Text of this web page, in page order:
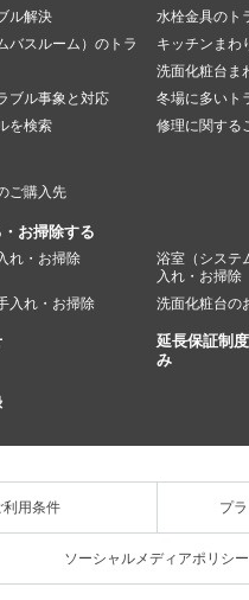
ル解決
水栓金具のト
バスルーム）のトラ
キッチンまわ
洗面化粧台ま
ブル事象と対応
冬場に多いト
を検索
修理に関する
ご購入先
お掃除する
れ・お掃除
浴室（システ
入れ・お掃除
入れ・お掃除
洗面化粧台の
延長保証制
み
利用条件 プ
ソーシャルメディアポリシー